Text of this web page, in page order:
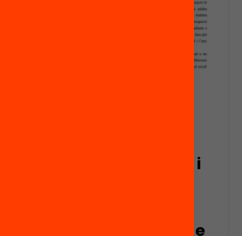
llarg de la vida i
probabilitats de